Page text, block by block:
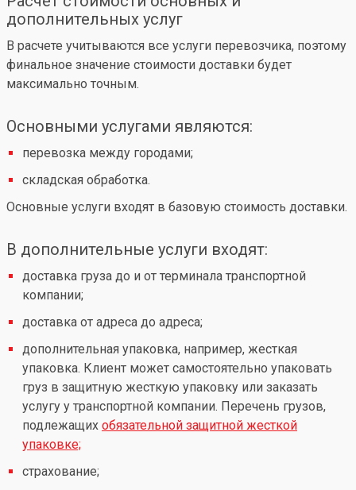
дополнительных услуг
В расчете учитываются все услуги перевозчика, поэтому
финальное значение стоимости доставки будет
максимально точным.
Основными услугами являются:
перевозка между городами;
складская обработка.
Основные услуги входят в базовую стоимость доставки.
В дополнительные услуги входят:
доставка груза до и от терминала транспортной
компании;
доставка от адреса до адреса;
дополнительная упаковка, например, жесткая
упаковка. Клиент может самостоятельно упаковать
груз в защитную жесткую упаковку или заказать
услугу у транспортной компании. Перечень грузов,
подлежащих обязательной защитной жесткой
упаковке;
страхование;